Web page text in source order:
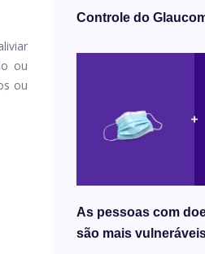
ou
ou
Controle do
As pessoas com
são mais